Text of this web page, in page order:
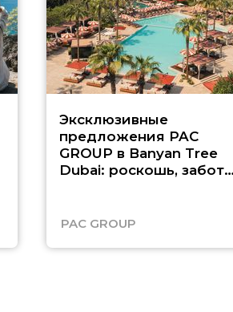
Эксклюзивные
предложения PAC
GROUP в Banyan Tree
Dubai: роскошь, забота
PAC GROUP